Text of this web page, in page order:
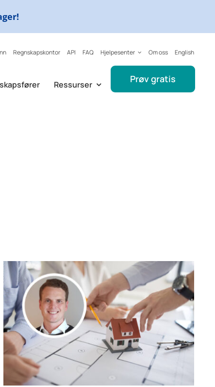
Regnskapskontor API FAQ Hjelpesenter Om oss English
Ressurser Prøv gratis